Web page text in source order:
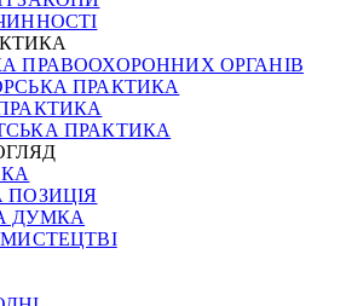
ПРАВООХОРОННИХ ОРГАНІВ
ПРАКТИКА
ПРАКТИКА
ПОЗИЦІЯ
ДУМКА